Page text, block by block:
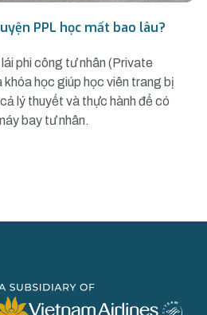
PPL học mất bao lâu?
phi công tư nhân (Private
khóa học giúp học viên trang bị
lý thuyết và thực hành để có
bay tư nhân.